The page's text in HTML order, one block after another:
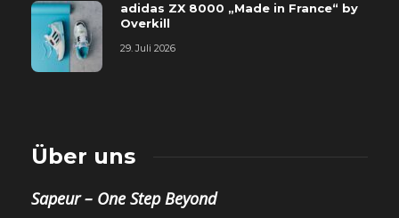
adidas ZX 8000 „Made in France“ by
Overkill
29. Juli 2026
Über uns
Sapeur – One Step Beyond